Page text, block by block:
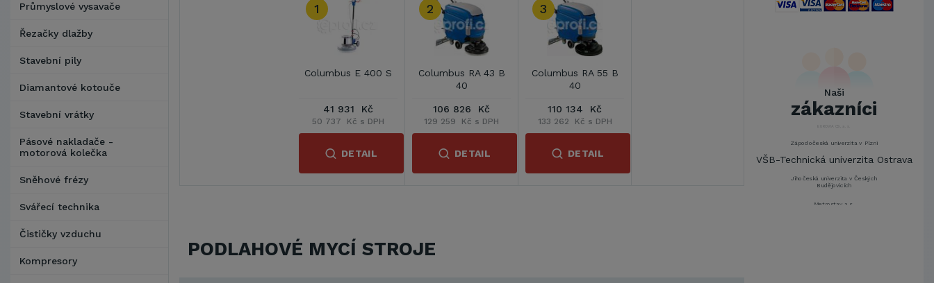
Průmyslové vysavače
Řezačky dlažby
Stavební pily
Diamantové kotouče
Stavební vrátky
Pásové nakladače -
motorová kolečka
Sněhové frézy
Svářecí technika
Čističky vzduchu
Kompresory
1
Columbus E 400 S
41 931 Kč
50 737 Kč s DPH
DETAIL
2
Columbus RA 43 B
40
106 826 Kč
129 259 Kč s DPH
DETAIL
3
Columbus RA 55 B
40
110 134 Kč
133 262 Kč s DPH
DETAIL
PODLAHOVÉ MYCÍ STROJE
Naši
zákazníci
Arcibiskupství pražské
Kostelecké uzeniny a.s.
Zápodočeská univerzita v Plzni
VŠB-Technická univerzita Ostrava
Jihočeská univerzita v Českých
Budějovicích
Metrostav a.s.